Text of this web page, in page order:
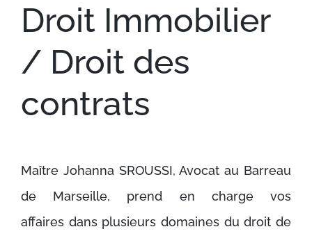
Droit Immobilier
/ Droit des
contrats
Maître Johanna SROUSSI, Avocat au Barreau
de Marseille, prend en charge vos
affaires dans plusieurs domaines du droit de